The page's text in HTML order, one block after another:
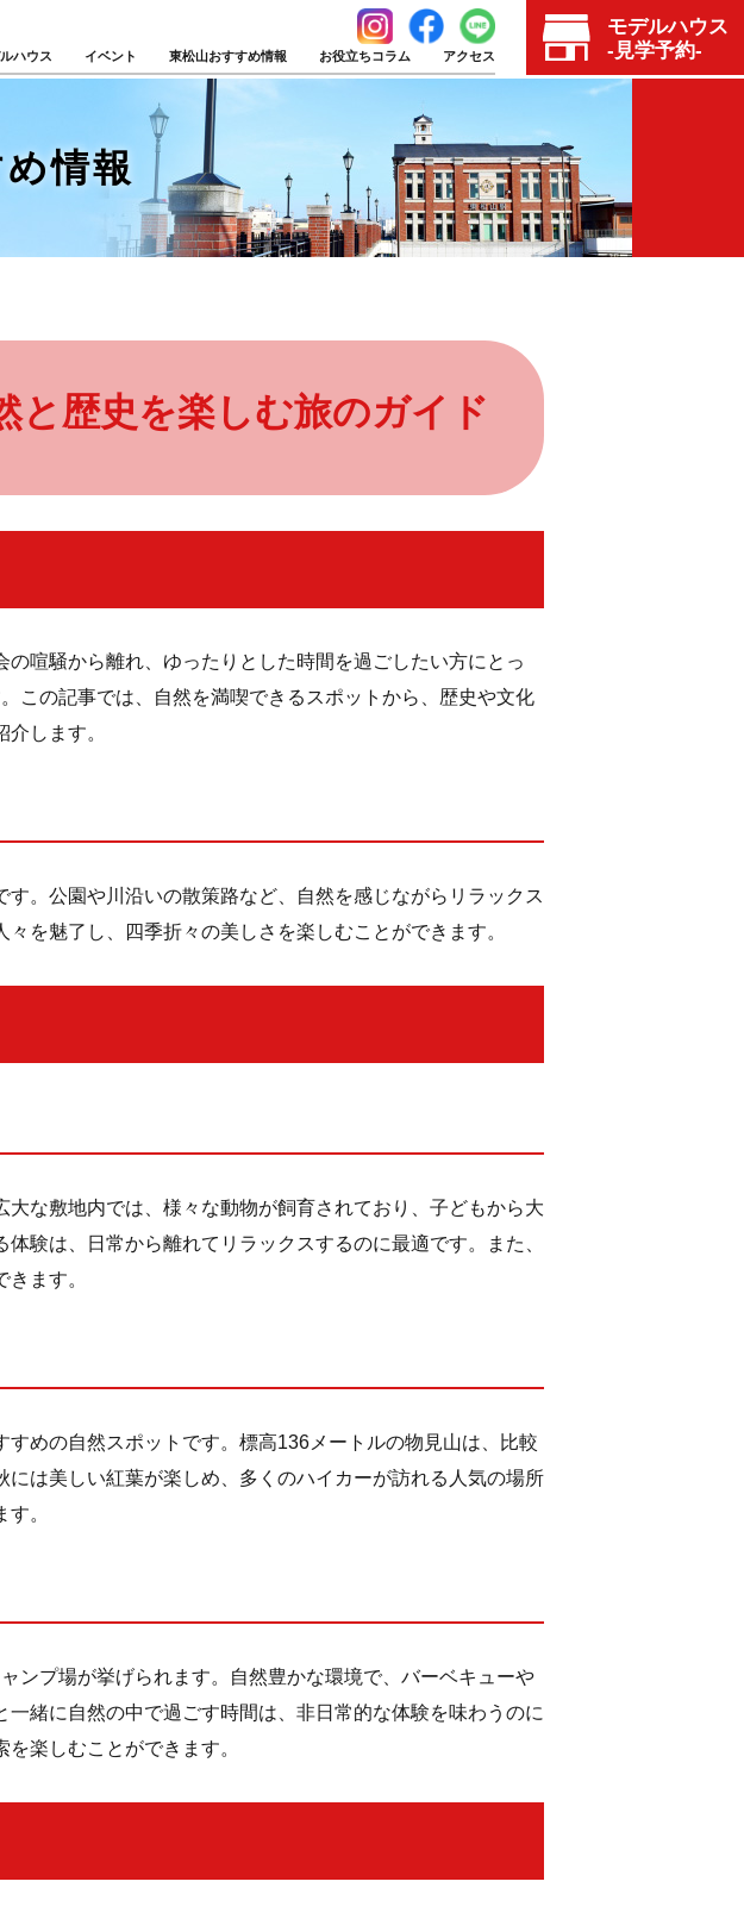
ハウス イベント 東松山おすすめ情報 お役立ちコラム アクセス
モデルハウス
-見学予約-
情報
と歴史を楽しむ旅のガイド
喧騒から離れ、ゆったりとした時間を過ごしたい方にとっ
この記事では、自然を満喫できるスポットから、歴史や文化
します。
。公園や川沿いの散策路など、自然を感じながらリラックス
を魅了し、四季折々の美しさを楽しむことができます。
な敷地内では、様々な動物が飼育されており、子どもから大
験は、日常から離れてリラックスするのに最適です。また、
ます。
めの自然スポットです。標高136メートルの物見山は、比較
は美しい紅葉が楽しめ、多くのハイカーが訪れる人気の場所
。
ンプ場が挙げられます。自然豊かな環境で、バーベキューや
緒に自然の中で過ごす時間は、非日常的な体験を味わうのに
楽しむことができます。